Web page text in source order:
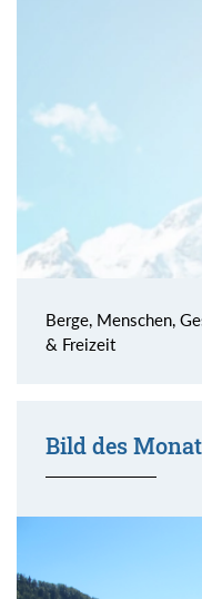
Berge, Menschen,
& Freizeit
Bild des